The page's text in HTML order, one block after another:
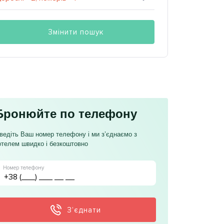
Змінити пошук
по телефону
Ваш номер телефону і ми з’єднаємо з
швидко і безкоштовно
Номер телефону
З’єднати